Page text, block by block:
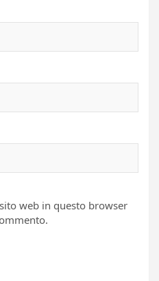
web in questo browser